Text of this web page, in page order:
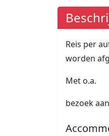
Reis per
worden
Met o.a.
bezoek